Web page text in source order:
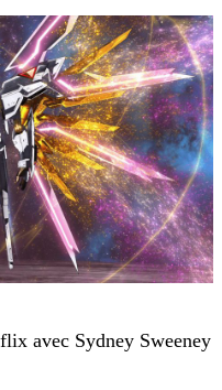
avec Sydney Sweeney